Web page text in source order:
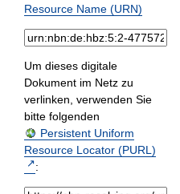
Resource Name (URN)
Um dieses digitale
Dokument im Netz zu
verlinken, verwenden Sie
bitte folgenden
Persistent Uniform
Resource Locator (PURL)
: